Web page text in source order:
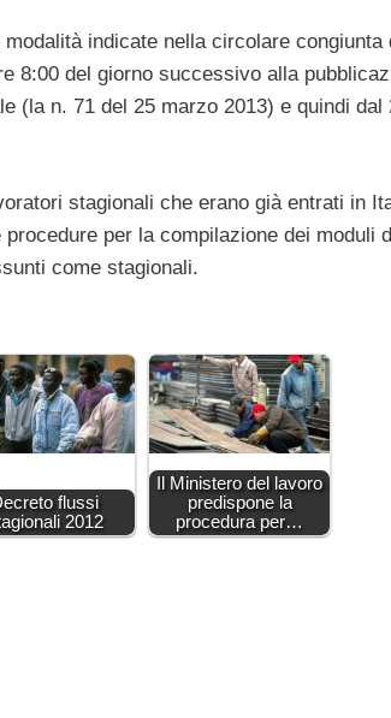
indicate nella circolare congiunta
8:00 del giorno successivo alla
(la n. 71 del 25 marzo 2013) e quindi dal
stagionali che erano già entrati in
per la compilazione dei moduli
come stagionali.
flussi
2012
Il Ministero del lavoro
predispone la
procedura per…